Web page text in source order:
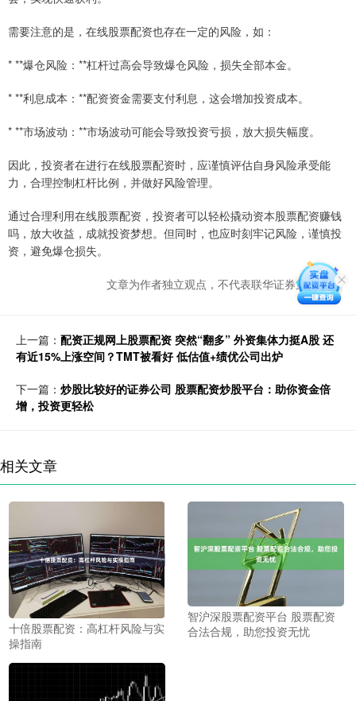
需要注意的是，在线股票配资也存在一定的风险，如：
* **爆仓风险：**杠杆过高会导致爆仓风险，损失全部本金。
* **利息成本：**配资资金需要支付利息，这会增加投资成本。
* **市场波动：**市场波动可能会导致投资亏损，放大损失幅度。
因此，投资者在进行在线股票配资时，应谨慎评估自身风险承受能
力，合理控制杠杆比例，并做好风险管理。
通过合理利用在线股票配资，投资者可以轻松撬动资本股票配资赚钱
吗，放大收益，成就投资梦想。但同时，也应时刻牢记风险，谨慎投
资，避免爆仓损失。
文章为作者独立观点，不代表联华证券策略观点
上一篇： 配资正规网上股票配资 突然“翻多” 外资集体力挺A股 还
有近15%上涨空间？TMT被看好 低估值+绩优公司出炉
下一篇： 炒股比较好的证券公司 股票配资炒股平台：助你资金倍
增，投资更轻松
相关文章
十倍股票配资：高杠杆风险与实
操指南
智沪深股票配资平台 股票配资
合法合规，助您投资无忧